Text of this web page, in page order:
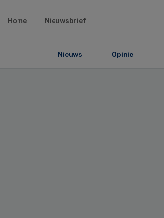
Home Nieuwsbrief
Nieuws Opinie